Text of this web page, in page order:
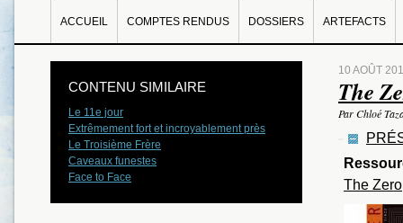
ACCUEIL COMPTES RENDUS DOSSIERS ARTEFACTS
10 AOÛT
The
Par Chloé
The Zero
CONTENU SIMILAIRE
Le 11e jour
Extrêmement fort et incroyablement près
Le Troisième Frère
Caveaux funestes
Face to Face